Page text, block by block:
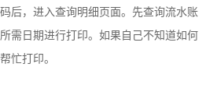
后，进入查询明细页面。先查询流水账
需日期进行打印。如果自己不知道如何
忙打印。